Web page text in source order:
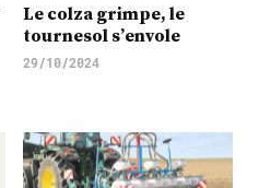
Le colza grimpe, le
tournesol s’envole
29/10/2024